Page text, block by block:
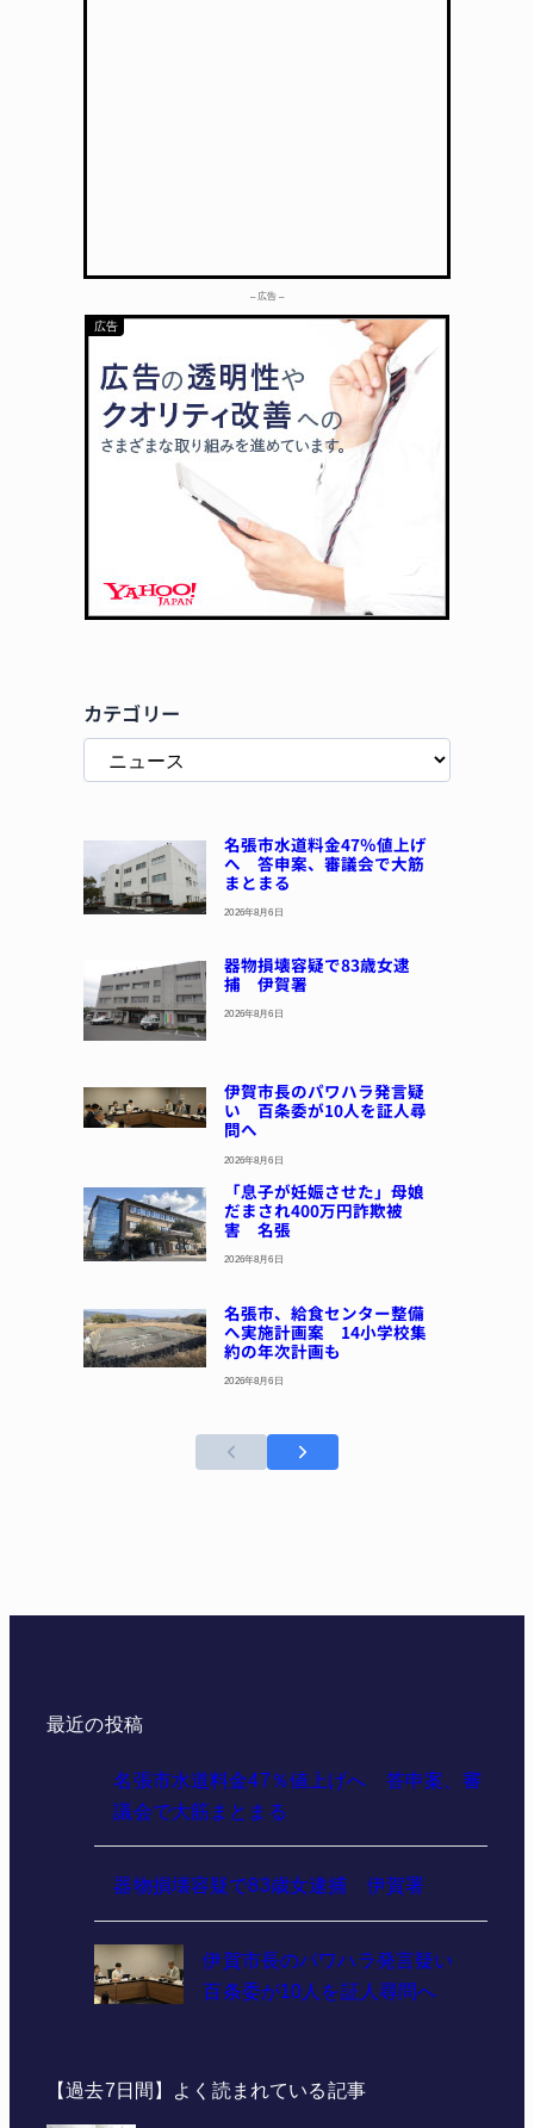
– 広告 –
カテゴリー
名張市水道料金47％値上げ
へ 答申案、審議会で大筋
まとまる
2026年8月6日
器物損壊容疑で83歳女逮
捕 伊賀署
2026年8月6日
伊賀市長のパワハラ発言疑
い 百条委が10人を証人尋
問へ
2026年8月6日
「息子が妊娠させた」母娘
だまされ400万円詐欺被
害 名張
2026年8月6日
名張市、給食センター整備
へ実施計画案 14小学校集
約の年次計画も
2026年8月6日
最近の投稿
名張市水道料金47％値上げへ 答申案、審
議会で大筋まとまる
器物損壊容疑で83歳女逮捕 伊賀署
伊賀市長のパワハラ発言疑い
百条委が10人を証人尋問へ
【過去7日間】よく読まれている記事